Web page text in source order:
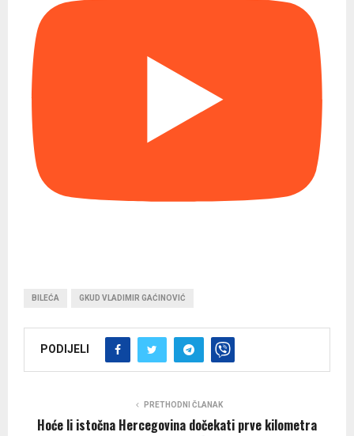
BILEĆA GKUD VLADIMIR GAĆINOVIĆ
PODIJELI
PRETHODNI ČLANAK
Hoće li istočna Hercegovina dočekati prve kilometra